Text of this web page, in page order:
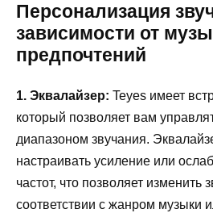
Персонализация
зависимости от
предпочтений
1. Эквалайзер: Teyes имеет
который позволяет вам
диапазоном звучания.
настраивать усиление или
частот, что позволяет изменить
соответствии с жанром музыки